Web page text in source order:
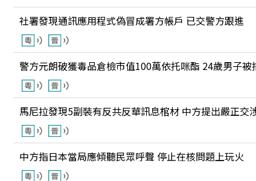
社署發現通訊應用程式偽冒成署方帳戶 已交警方跟進
警方元朗破獲毒品倉檢市值100萬依托咪酯 24歲男子被
馬尼拉發現5副裝有反共反華訊息棺材 中方提出嚴正交
中方指日本當局應傾聽民眾呼聲 停止在核問題上玩火